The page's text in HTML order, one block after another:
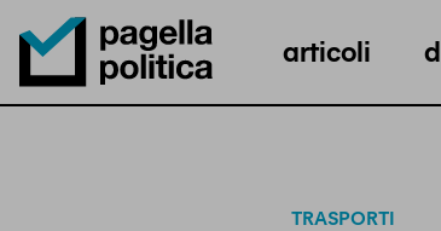
Pagella Politica Logo
articoli
TRASPORTI